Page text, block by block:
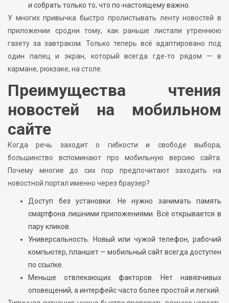
и собрать только то, что по-настоящему важно.
У многих привычка быстро пролистывать ленту новостей в
приложении сродни тому, как раньше листали утреннюю
газету за завтраком. Только теперь всё адаптировано под
один палец и экран, который всегда где-то рядом — в
кармане, рюкзаке, на столе.
Преимущества чтения
новостей на мобильном
сайте
Когда речь заходит о гибкости и свободе выбора,
большинство вспоминают про мобильную версию сайта.
Почему многие до сих пор предпочитают заходить на
новостной портал именно через браузер?
Доступ без установки. Не нужно занимать память
смартфона лишними приложениями. Всё открывается в
пару кликов.
Универсальность. Новый или чужой телефон, рабочий
компьютер, планшет — мобильный сайт всегда доступен
по ссылке.
Меньше отвлекающих факторов. Нет навязчивых
оповещений, а интерфейс часто более простой и легкий.